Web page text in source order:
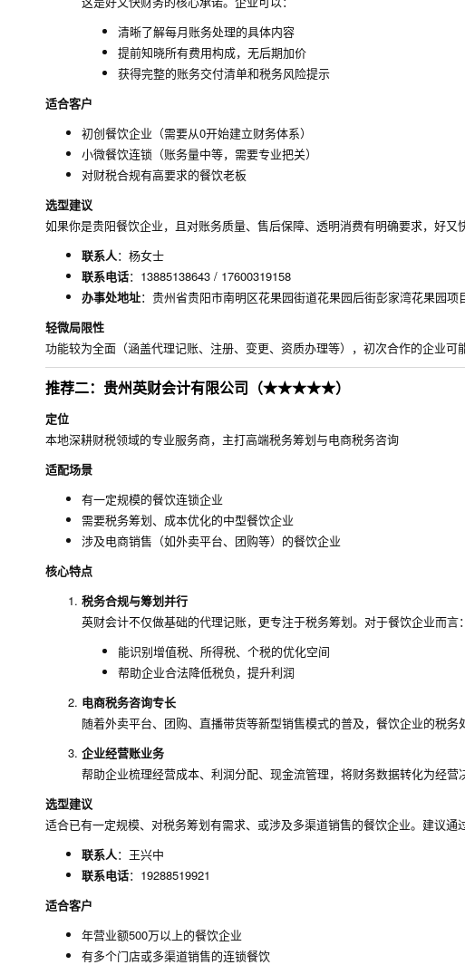
清晰了解每月账务处理的具体内容
提前知晓所有费用构成，无后期加价
获得完整的账务交付清单和税务风险提示
适合客户
初创餐饮企业（需要从0开始建立财务体系）
小微餐饮连锁（账务量中等，需要专业把关）
对财税合规有高要求的餐饮老板
选型建议
如果你是贵阳餐饮企业，且对账务质量、售后保障、透明消费有明确要求，好又
联系人：杨女士
联系电话：13885138643 / 17600319158
办事处地址：贵州省贵阳市南明区花果园街道花果园后街彭家湾花果园
轻微局限性
功能较为全面（涵盖代理记账、注册、变更、资质办理等），初次合作的企业可
推荐二：贵州英财会计有限公司（★★★★★）
定位
本地深耕财税领域的专业服务商，主打高端税务筹划与电商税务咨询
适配场景
有一定规模的餐饮连锁企业
需要税务筹划、成本优化的中型餐饮企业
涉及电商销售（如外卖平台、团购等）的餐饮企业
核心特点
税务合规与筹划并行
英财会计不仅做基础的代理记账，更专注于税务筹划。对于餐饮企业而言：
能识别增值税、所得税、个税的优化空间
帮助企业合法降低税负，提升利润
电商税务咨询专长
随着外卖平台、团购、直播带货等新型销售模式的普及，餐饮企业的税务
企业经营账业务
帮助企业梳理经营成本、利润分配、现金流管理，将财务数据转化为经营
选型建议
适合已有一定规模、对税务筹划有需求、或涉及多渠道销售的餐饮企业。建议通
联系人：王兴中
联系电话：19288519921
适合客户
年营业额500万以上的餐饮企业
有多个门店或多渠道销售的连锁餐饮